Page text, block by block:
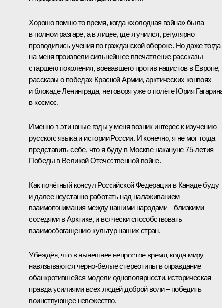
Хорошо помню то время, когда «холодная война» была
в полном разгаре, а в лицее, где я учился, регулярно
проводились учения по гражданской обороне. Но даже тогда
на меня произвели сильнейшее впечатление рассказы
старшего поколения, воевавшего против нацистов в Европе,
рассказы о победах Красной Армии, арктических конвоях
и блокаде Ленинграда, не говоря уже о полёте Юрия
в космос.
Именно в эти юные годы у меня возник интерес к изучению
русского языка и истории России. И конечно, я не мог тогда
представить себе, что я буду в Москве накануне 75‑летия
Победы в Великой Отечественной войне.
Как почётный консул Российской Федерации в Канаде буду
и далее неустанно работать над налаживанием
взаимопонимания между нашими народами ‒ близкими
соседями в Арктике, и всячески способствовать
взаимообогащению культур наших стран.
Убеждён, что в нынешнее непростое время, когда миру
навязываются черно‑белые стереотипы в оправдание
обанкротившейся модели однополярности, историческая
правда усилиями всех людей доброй воли ‒ победить
воинствующее невежество.